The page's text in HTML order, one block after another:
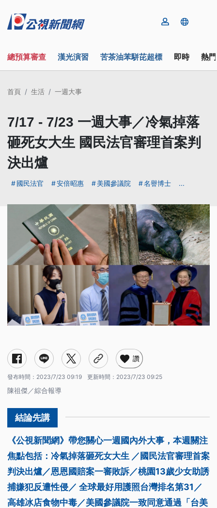
總預算審查 漢光演習 苦茶油苯駢芘超標 即時 熱
首頁 生活 一週大事
7/17 - 7/23 一週大事／冷氣掉落
砸死女大生 國民法官審理首案判
決出爐
國民法官 安倍昭惠 美國參議院 名譽博士 ...
新北冷氣墜落砸死女大生
國民法官審理首案判決出爐
少女助誘捕嫌犯反遭性侵
「全球最好用護照」台灣排名第31
AMD董座蘇姿丰獲頒陽明交大名譽博士
北市動物園馬來貘「貘克」去世
日本前首相安倍晉三遺孀安倍昭惠訪台
性平修法教育部主張禁師生戀
協助聽障主人生活英國賓士貓獲選「年度之貓」
美國參議院一致同意通過「台美21世紀貿易倡議」首批協定
讚
發布時間： 2023/7/23 09:19 更新時間： 2023/7/23 09:25
陳祖傑／綜合報導
《公視新聞網》帶您關心一週國內外大事，本週關注
焦點包括：冷氣掉落砸死女大生 ／國民法官審理首案
判決出爐／恩恩國賠案一審敗訴／桃園13歲少女助誘
捕嫌犯反遭性侵／ 全球最好用護照台灣排名第31／
高雄冰店食物中毒／美國參議院一致同意通過「台美